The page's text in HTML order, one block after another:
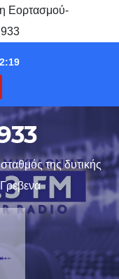
Εορτασμού-
της δυτικής